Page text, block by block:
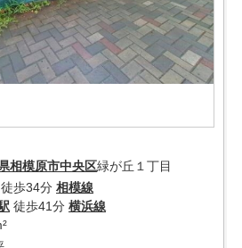
相模原市中央区緑が丘１丁目
徒歩34分 相模線
徒歩41分 横浜線